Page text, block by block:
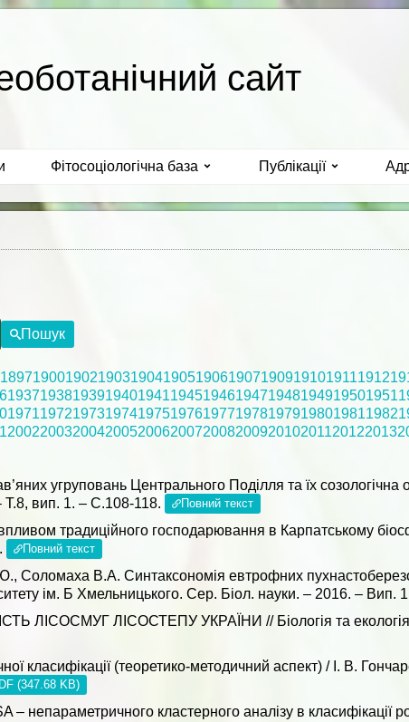
сайт
Фітосоціологічна база Публікації
Пошук
189719001902190319041905190619071909191019111912
193719381939194019411945194619471948194919501951
197119721973197419751976197719781979198019811982
200220032004200520062007200820092010201120122013
угруповань Центрального Поділля та їх созологічна
Т.8, вип. 1. – C.108-118.
Повний текст
традиційного господарювання в Карпатському
Повний текст
В.А. Синтаксономія евтрофних
ім. Б Хмельницького. Сер. Біол. науки. – 2016. – Вип.
ЛІСОСТЕПУ УКРАЇНИ // Біологія та
класифікації (теоретико-методичний аспект) / І. В.
(347.68 KB)
– непараметричного кластерного аналізу в класифікації